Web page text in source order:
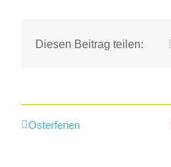
Diesen Beitrag teilen:
Osterferien